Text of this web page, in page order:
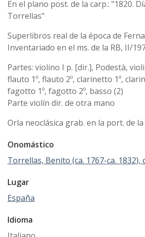
En el plano post. de la carp.: "1820.
Torrellas"
Superlibros real de la época de
Inventariado en el ms. de la RB, II/
Partes: violino I p. [dir.], Podestà,
flauto 1º, flauto 2º, clarinetto 1º,
fagotto 1º, fagotto 2º, basso (2)
Parte violín dir. de otra mano
Orla neoclásica grab. en la port. de
Onomástico
Torrellas, Benito (ca. 1767-ca. 1832),
Lugar
España
Idioma